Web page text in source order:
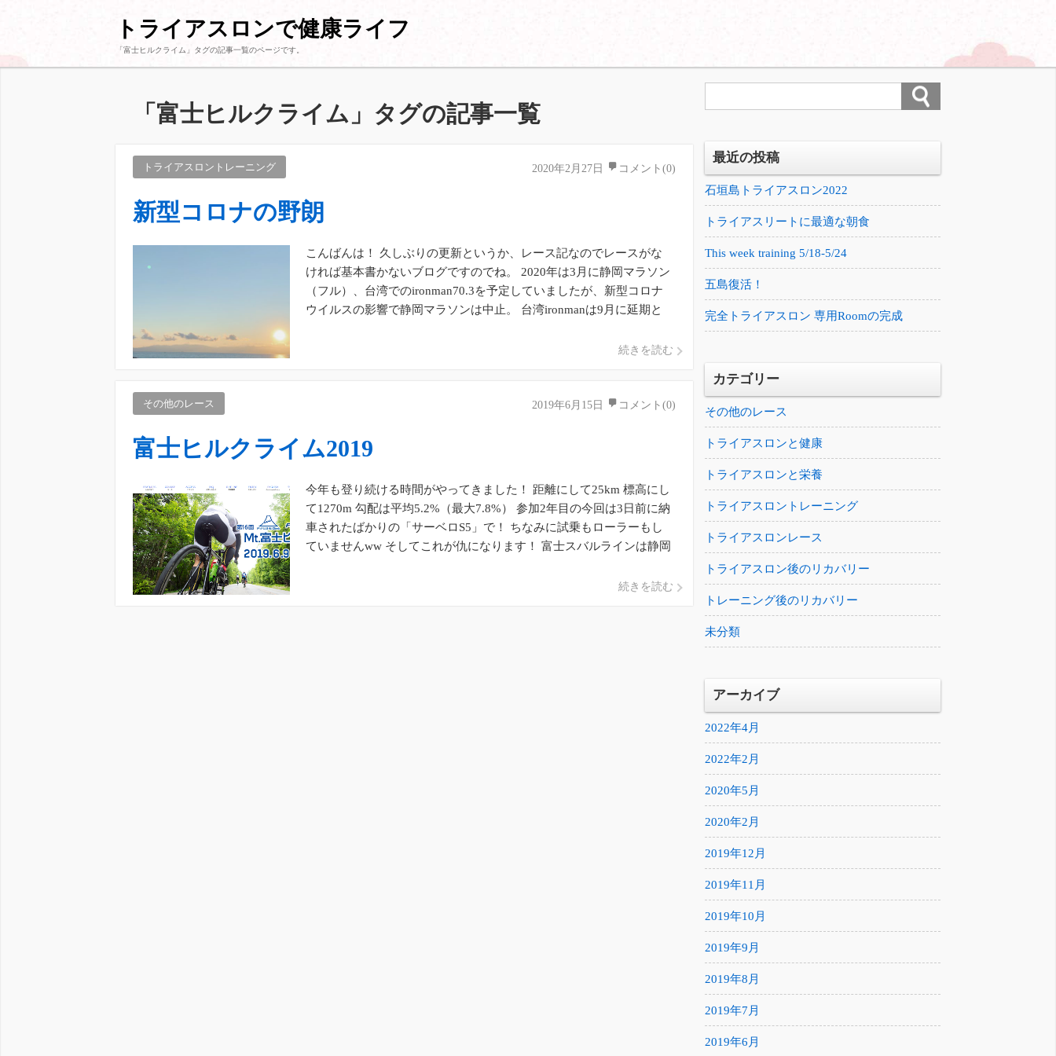
トライアスロンで健康ライフ
「富士ヒルクライム 」タグの記事一覧のページです。
「 富士ヒルクライム 」タグの記事一覧
トライアスロントレーニング 2020年2月27日 コメント(0)
新型コロナの野朗
こんばんは！ 久しぶりの更新というか、レース記なのでレースがな
ければ基本書かないブログですのでね。 2020年は3月に静岡マラソン
（フル）、台湾でのironman70.3を予定していましたが、新型コロナ
ウイルスの影響で静岡マラソンは中止。 台湾ironmanは9月に延期と
続きを読む
その他のレース 2019年6月15日 コメント(0)
富士ヒルクライム2019
今年も登り続ける時間がやってきました！ 距離にして25km 標高にし
て1270m 勾配は平均5.2%（最大7.8%） 参加2年目の今回は3日前に納
車されたばかりの「サーベロS5」で！ ちなみに試乗もローラーもし
ていませんww そしてこれが仇になります！ 富士スバルラインは静岡
続きを読む
最近の投稿
石垣島トライアスロン2022
トライアスリートに最適な朝食
This week training 5/18-5/24
五島復活！
完全トライアスロン 専用Roomの完成
カテゴリー
その他のレース
トライアスロンと健康
トライアスロンと栄養
トライアスロントレーニング
トライアスロンレース
トライアスロン後のリカバリー
トレーニング後のリカバリー
未分類
アーカイブ
2022年4月
2022年2月
2020年5月
2020年2月
2019年12月
2019年11月
2019年10月
2019年9月
2019年8月
2019年7月
2019年6月